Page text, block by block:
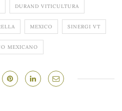
DURAND VITICULTURA
MEXICO SINERGI VT
MEXICANO